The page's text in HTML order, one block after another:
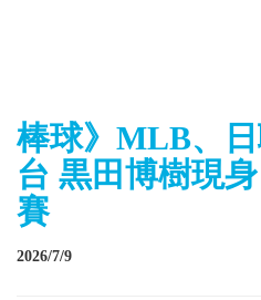
棒球》MLB、
台 黒田博樹現
賽
2026/7/9